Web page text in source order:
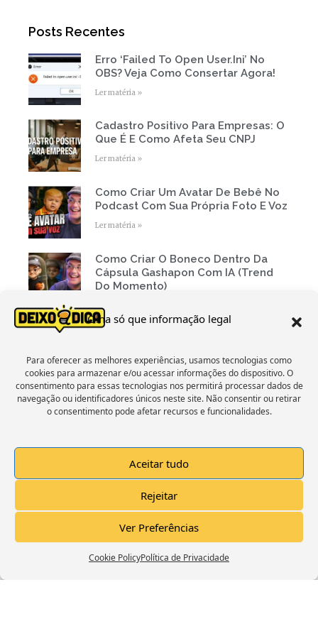
Olha só que informação legal
Para oferecer as melhores experiências, usamos tecnologias como
cookies para armazenar e/ou acessar informações do dispositivo. O
consentimento para essas tecnologias nos permitirá processar dados de
navegação ou identificadores únicos neste site. Não consentir ou retirar
o consentimento pode afetar recursos e funcionalidades.
Aceitar tudo
Rejeitar
Ver Preferências
Cookie PolicyPolítica de Privacidade
k
f
a
Posts Recentes
Erro ‘Failed To Open User.ini’ No
OBS? Veja Como Consertar Agora!
Ler matéria »
Cadastro Positivo Para Empresas: O
Que É E Como Afeta Seu CNPJ
Ler matéria »
Como Criar Um Avatar De Bebê No
Podcast Com Sua Própria Foto E Voz
Ler matéria »
Como Criar O Boneco Dentro Da
Cápsula Gashapon Com IA (Trend
Do Momento)
Ler matéria »
« Voltar
Page
1
Page
2
Page
3
Page
4
Page
5 Próxima »
Estamos No Facebook
Click to accept marketing cookies and
enable this content